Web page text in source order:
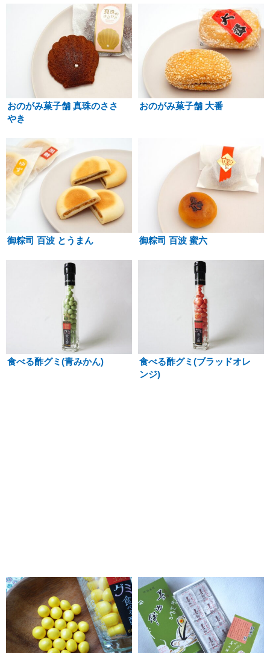
おのがみ菓子舗 真珠のささ
やき
おのがみ菓子舗 大番
御粽司 百波 とうまん 御粽司 百波 蜜六
食べる酢グミ(青みかん)
食べる酢グミ(ブラッドオレ
ンジ)